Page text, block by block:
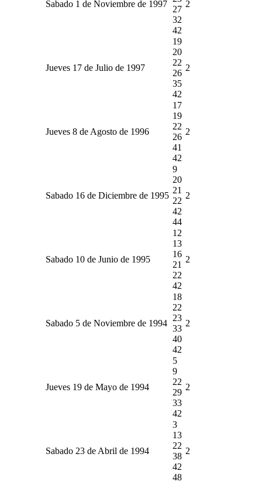
Sabado 1 de Noviembre de 1997
27
32
42
2
Jueves 17 de Julio de 1997
19
20
22
26
35
42
2
Jueves 8 de Agosto de 1996
17
19
22
26
41
42
2
Sabado 16 de Diciembre de 1995
9
20
21
22
42
44
2
Sabado 10 de Junio de 1995
12
13
16
21
22
42
2
Sabado 5 de Noviembre de 1994
18
22
23
33
40
42
2
Jueves 19 de Mayo de 1994
5
9
22
29
33
42
2
Sabado 23 de Abril de 1994
3
13
22
38
42
48
2